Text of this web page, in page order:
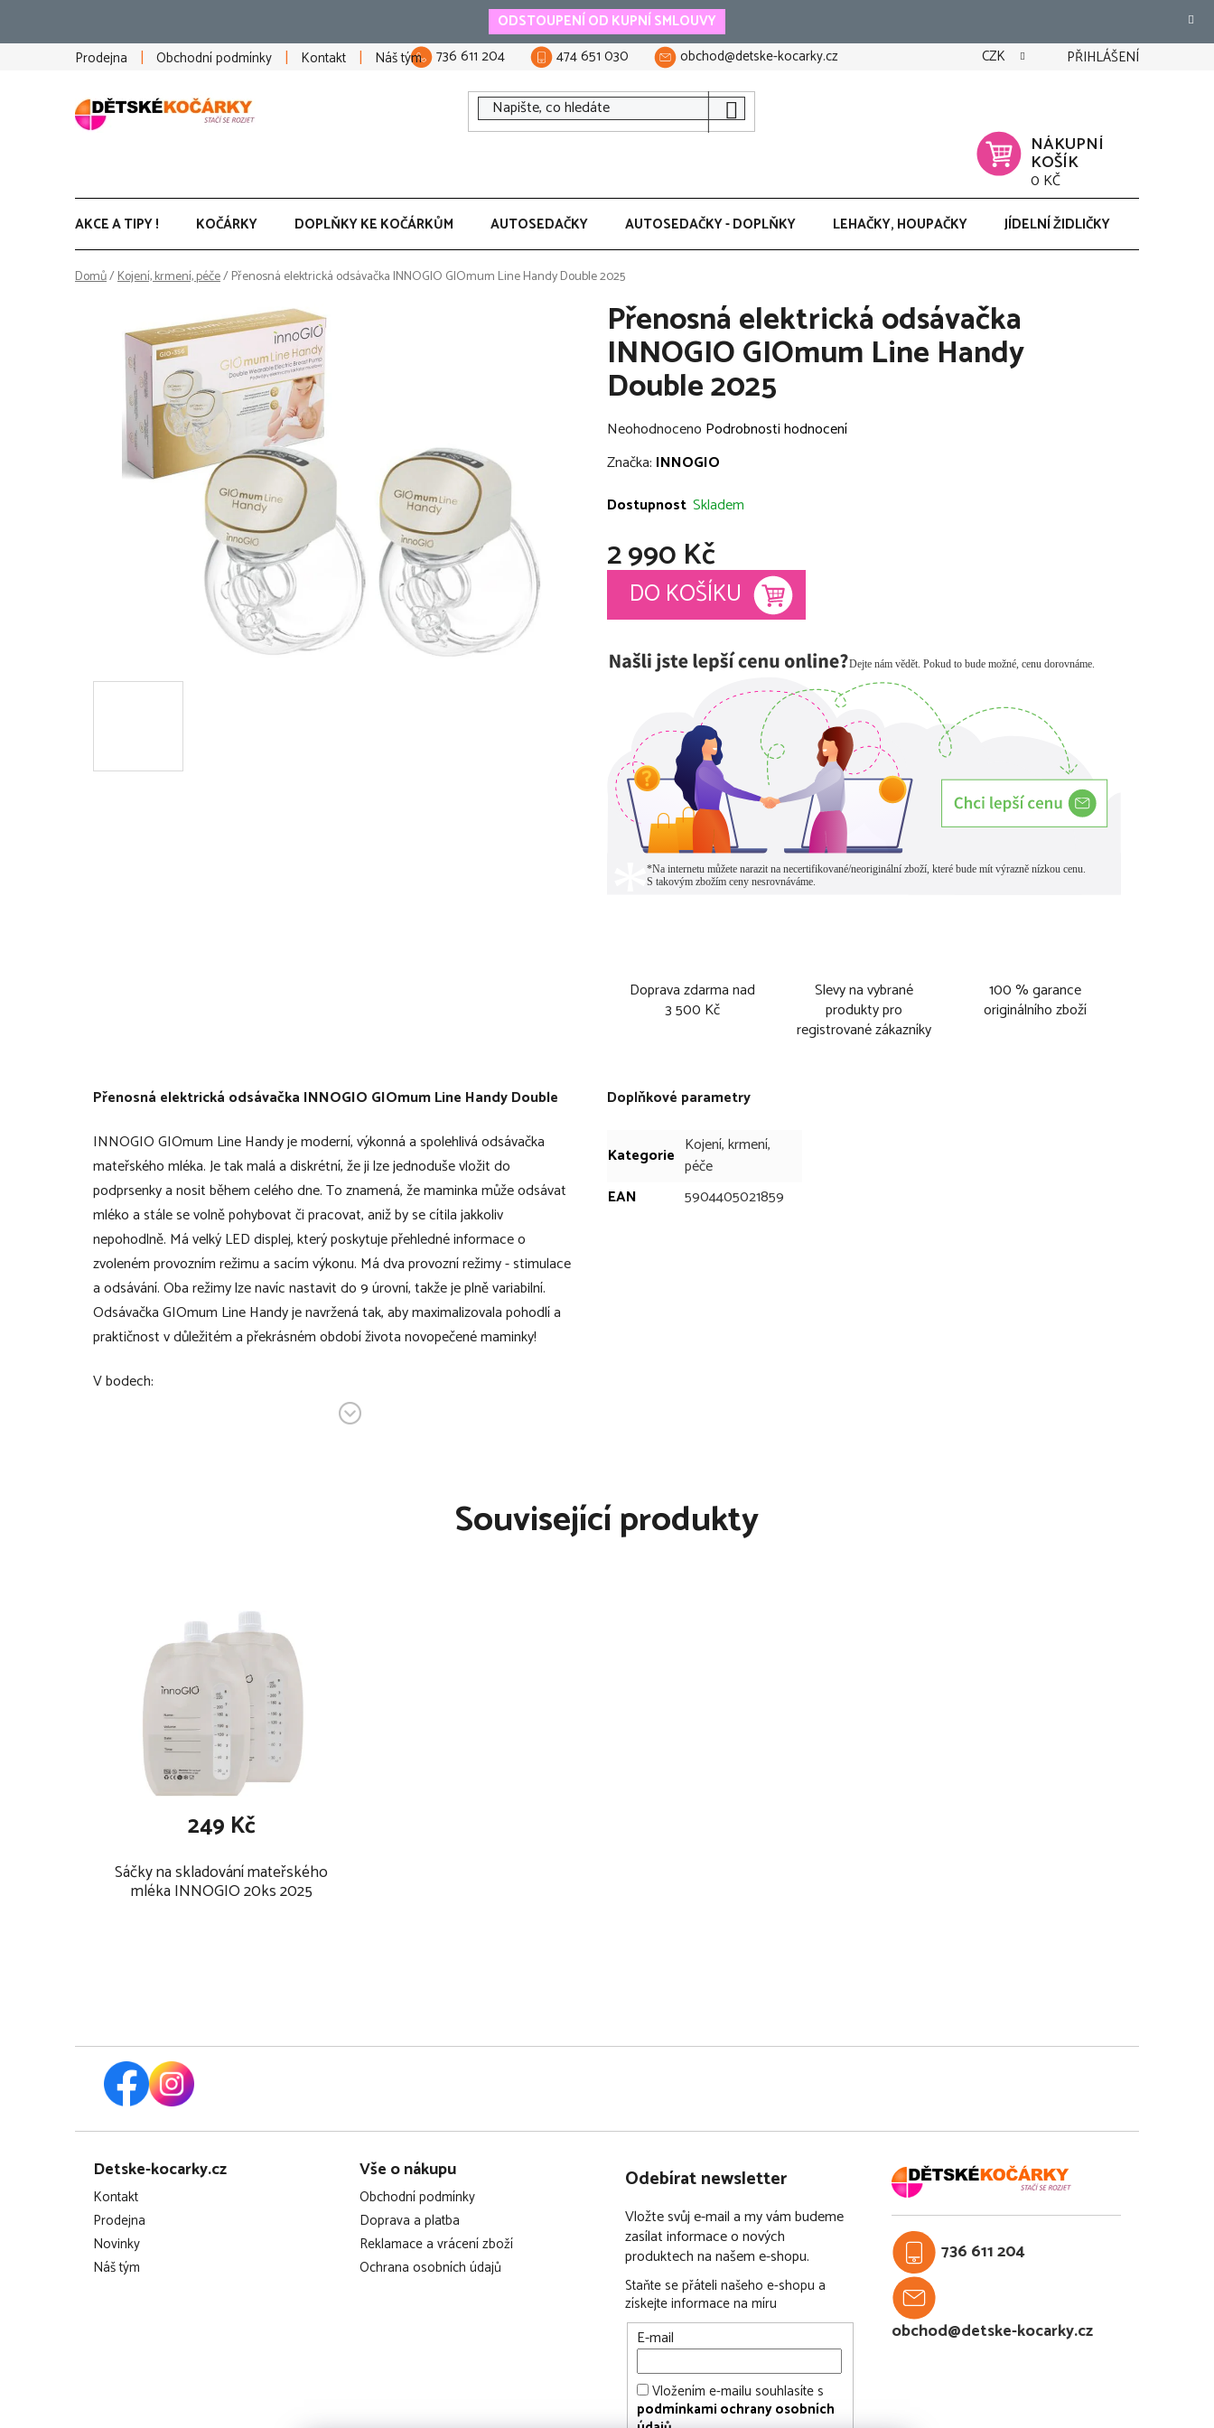
obsah
ODSTOUPENÍ OD KUPNÍ SMLOUVY
Prodejna
Obchodní podmínky Kontakt Náš tým 736 611 204 474 651 030 obchod@detske-kocarky.cz CZK PŘIHLÁŠENÍ
NÁKUPNÍ
KOŠÍK
0 KČ
AKCE A TIPY ! KOČÁRKY DOPLŇKY KE KOČÁRKŮM AUTOSEDAČKY AUTOSEDAČKY - DOPLŇKY LEHAČKY, HOUPAČKY JÍDELNÍ ŽIDLIČKY
Domů/Kojení, krmení, péče/Přenosná elektrická odsávačka INNOGIO GIOmum Line Handy Double 2025
Přenosná elektrická odsávačka
INNOGIO GIOmum Line Handy
Double 2025
Průměrné
hodnocení
je
z
5
hvězdiček.
Neohodnoceno Podrobnosti hodnocení
Značka: INNOGIO
Dostupnost Skladem
2 990 Kč
Měrná cena:
DO KOŠÍKU
Doprava zdarma nad
3 500 Kč
Slevy na vybrané
produkty pro
registrované zákazníky
100 % garance
originálního zboží
Přenosná elektrická odsávačka INNOGIO GIOmum Line Handy Double
INNOGIO GIOmum Line Handy je moderní, výkonná a spolehlivá odsávačka
mateřského mléka. Je tak malá a diskrétní, že ji lze jednoduše vložit do
podprsenky a nosit během celého dne. To znamená, že maminka může odsávat
mléko a stále se volně pohybovat či pracovat, aniž by se cítila jakkoliv
nepohodlně. Má velký LED displej, který poskytuje přehledné informace o
zvoleném provozním režimu a sacím výkonu. Má dva provozní režimy - stimulace
a odsávání. Oba režimy lze navíc nastavit do 9 úrovní, takže je plně variabilní.
Odsávačka GIOmum Line Handy je navržená tak, aby maximalizovala pohodlí a
praktičnost v důležitém a překrásném období života novopečené maminky!
V bodech:
praktická odsávačka mateřského mléka, kterou lze vložit do podprsenky
systém zabraňující přetečení a zpětnému toku mléka
indikátor úrovně nabití
automatické vypínání po 20 minutách
součástí balení i prodlužující pásek do podprsenky
nabíjí se pomocí USB-C adaptéru (je součástí)
neobsahuje BPA
Doplňkové parametry
Kategorie Kojení, krmení,
péče
EAN
5904405021859
Související produkty
Sáčky na skladování mateřského
mléka INNOGIO 20ks 2025
249 Kč
Detske-kocarky.cz
Kontakt
Prodejna
Novinky
Náš tým
Vše o nákupu
Obchodní podmínky
Doprava a platba
Reklamace a vrácení zboží
Ochrana osobních údajů
Odebírat newsletter
Vložte svůj e-mail a my vám budeme
zasílat informace o nových
produktech na našem e-shopu.
Staňte se přáteli našeho e-shopu a
získejte informace na míru
E-mail
Vložením e-mailu souhlasíte s
podmínkami ochrany osobních
736 611 204
obchod@detske-kocarky.cz